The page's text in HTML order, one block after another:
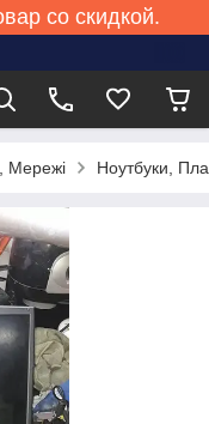
со скидкой.
Мережі Ноутбуки,